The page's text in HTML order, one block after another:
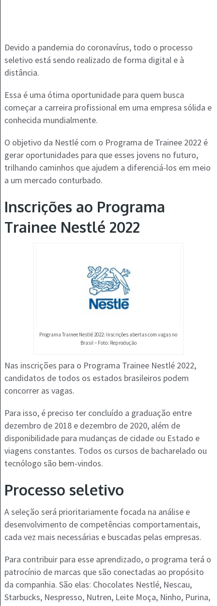
Devido a pandemia do coronavírus, todo o processo
seletivo está sendo realizado de forma digital e à
distância.
Essa é uma ótima oportunidade para quem busca
começar a carreira profissional em uma empresa sólida e
conhecida mundialmente.
O objetivo da Nestlé com o Programa de Trainee 2022 é
gerar oportunidades para que esses jovens no futuro,
trilhando caminhos que ajudem a diferenciá-los em meio
a um mercado conturbado.
Inscrições ao Programa
Trainee Nestlé 2022
Programa Trainee Nestlé 2022: Inscrições abertas com vagas no
Brasil – Foto: Reprodução
Nas inscrições para o Programa Trainee Nestlé 2022,
candidatos de todos os estados brasileiros podem
concorrer as vagas.
Para isso, é preciso ter concluído a graduação entre
dezembro de 2018 e dezembro de 2020, além de
disponibilidade para mudanças de cidade ou Estado e
viagens constantes. Todos os cursos de bacharelado ou
tecnólogo são bem-vindos.
Processo seletivo
A seleção será prioritariamente focada na análise e
desenvolvimento de competências comportamentais,
cada vez mais necessárias e buscadas pelas empresas.
Para contribuir para esse aprendizado, o programa terá o
patrocínio de marcas que são conectadas ao propósito
da companhia. São elas: Chocolates Nestlé, Nescau,
Starbucks, Nespresso, Nutren, Leite Moça, Ninho, Purina,